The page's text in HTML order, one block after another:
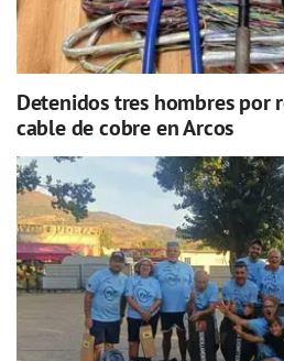
Detenidos tres hombres por
cable de cobre en Arcos